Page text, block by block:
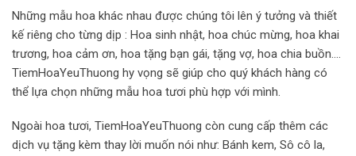
Những mẫu hoa khác nhau được chúng tôi lên ý tưởng và thiết
kế riêng cho từng dịp : Hoa sinh nhật, hoa chúc mừng, hoa khai
trương, hoa cảm ơn, hoa tặng bạn gái, tặng vợ, hoa chia buồn….
TiemHoaYeuThuong hy vọng sẽ giúp cho quý khách hàng có
thể lựa chọn những mẫu hoa tươi phù hợp với mình.
Ngoài hoa tươi, TiemHoaYeuThuong còn cung cấp thêm các
dịch vụ tặng kèm thay lời muốn nói như: Bánh kem, Sô cô la,